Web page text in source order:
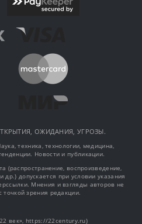
ОЖИДАНИЯ, УГРОЗЫ.
техника, технологии, медицина,
Новости и публикации.
(распространение, воспроизведение,
др.) допускается при условии указания
Мнения и взгляды авторов не
точкой зрения редакции.
век», https://22century.ru)